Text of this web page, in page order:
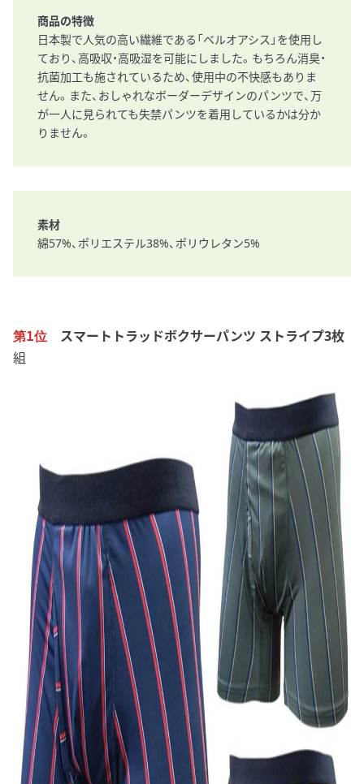
商品の特徴
日本製で人気の高い繊維である「ベルオアシス」を使用し
ており、高吸収・高吸湿を可能にしました。もちろん消臭・
抗菌加工も施されているため、使用中の不快感もありま
せん。また、おしゃれなボーダーデザインのパンツで、万
が一人に見られても失禁パンツを着用しているかは分か
りません。
素材
綿57%、ポリエステル38%、ポリウレタン5%
第1位 スマートトラッドボクサーパンツ ストライプ3枚
組